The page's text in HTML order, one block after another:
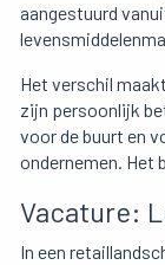
aangestuurd
Het verschil
zijn persoonlijk
voor de buurt en
ondernemen. Het
Vacature:
In een